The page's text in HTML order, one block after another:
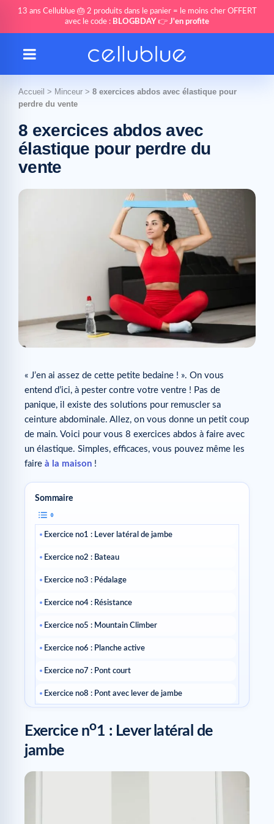
13 ans Cellublue 🎂 2 produits dans le panier = le moins cher OFFERT
avec le code : BLOGBDAY 👉 J'en profite
Accueil > Minceur > 8 exercices abdos avec élastique pour
perdre du vente
8 exercices abdos avec
élastique pour perdre du
vente
« J’en ai assez de cette petite bedaine ! ». On vous
entend d’ici, à pester contre votre ventre ! Pas de
panique, il existe des solutions pour remuscler sa
ceinture abdominale. Allez, on vous donne un petit coup
de main. Voici pour vous 8 exercices abdos à faire avec
un élastique. Simples, efficaces, vous pouvez même les
faire à la maison !
Sommaire
Exercice no1 : Lever latéral de jambe
Exercice no2 : Bateau
Exercice no3 : Pédalage
Exercice no4 : Résistance
Exercice no5 : Mountain Climber
Exercice no6 : Planche active
Exercice no7 : Pont court
Exercice no8 : Pont avec lever de jambe
Exercice no1 : Lever latéral de
jambe